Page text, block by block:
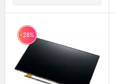
-28%